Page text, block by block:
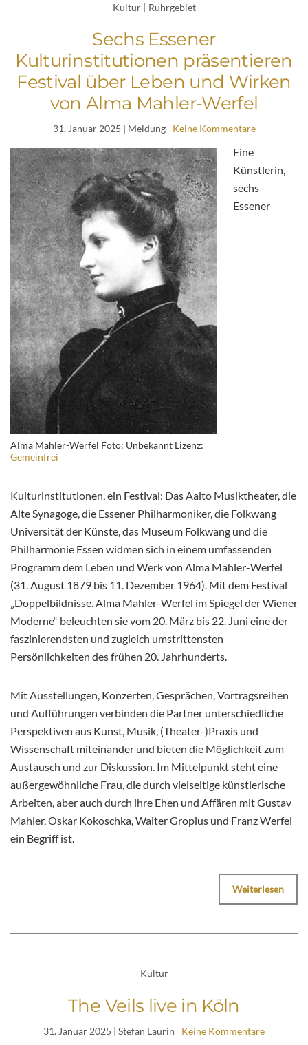
Kultur | Ruhrgebiet
Sechs Essener
Kulturinstitutionen präsentieren
Festival über Leben und Wirken
von Alma Mahler-Werfel
31. Januar 2025 | Meldung Keine Kommentare
Alma Mahler-Werfel Foto: Unbekannt Lizenz:
Gemeinfrei
Eine
Künstlerin,
sechs
Essener
Kulturinstitutionen, ein Festival: Das Aalto Musiktheater, die
Alte Synagoge, die Essener Philharmoniker, die Folkwang
Universität der Künste, das Museum Folkwang und die
Philharmonie Essen widmen sich in einem umfassenden
Programm dem Leben und Werk von Alma Mahler-Werfel
(31. August 1879 bis 11. Dezember 1964). Mit dem Festival
„Doppelbildnisse. Alma Mahler-Werfel im Spiegel der Wiener
Moderne“ beleuchten sie vom 20. März bis 22. Juni eine der
faszinierendsten und zugleich umstrittensten
Persönlichkeiten des frühen 20. Jahrhunderts.
Mit Ausstellungen, Konzerten, Gesprächen, Vortragsreihen
und Aufführungen verbinden die Partner unterschiedliche
Perspektiven aus Kunst, Musik, (Theater-)Praxis und
Wissenschaft miteinander und bieten die Möglichkeit zum
Austausch und zur Diskussion. Im Mittelpunkt steht eine
außergewöhnliche Frau, die durch vielseitige künstlerische
Arbeiten, aber auch durch ihre Ehen und Affären mit Gustav
Mahler, Oskar Kokoschka, Walter Gropius und Franz Werfel
ein Begriff ist.
Weiterlesen
Kultur
The Veils live in Köln
31. Januar 2025 | Stefan Laurin Keine Kommentare